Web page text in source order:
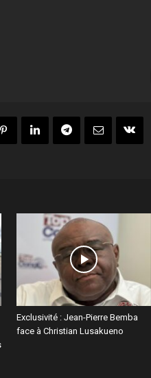
Exclusivité : Jean-Pierre Bemba
face à Christian Lusakueno